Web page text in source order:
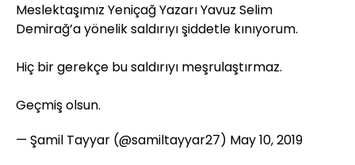
Meslektaşımız Yeniçağ Yazarı Yavuz Selim
Demirağ’a yönelik saldırıyı şiddetle kınıyorum.
Hiç bir gerekçe bu saldırıyı meşrulaştırmaz.
Geçmiş olsun.
— Şamil Tayyar (@samiltayyar27) May 10, 2019